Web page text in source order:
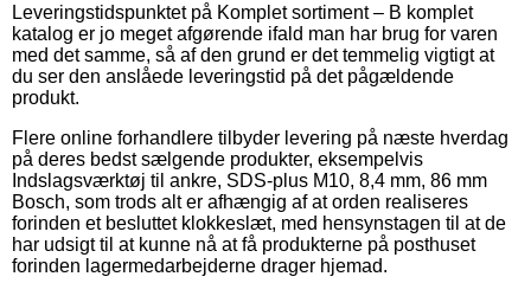
Leveringstidspunktet på Komplet sortiment – B komplet
katalog er jo meget afgørende ifald man har brug for varen
med det samme, så af den grund er det temmelig vigtigt at
du ser den anslåede leveringstid på det pågældende
produkt.
Flere online forhandlere tilbyder levering på næste hverdag
på deres bedst sælgende produkter, eksempelvis
Indslagsværktøj til ankre, SDS-plus M10, 8,4 mm, 86 mm
Bosch, som trods alt er afhængig af at orden realiseres
forinden et besluttet klokkeslæt, med hensynstagen til at de
har udsigt til at kunne nå at få produkterne på posthuset
forinden lagermedarbejderne drager hjemad.